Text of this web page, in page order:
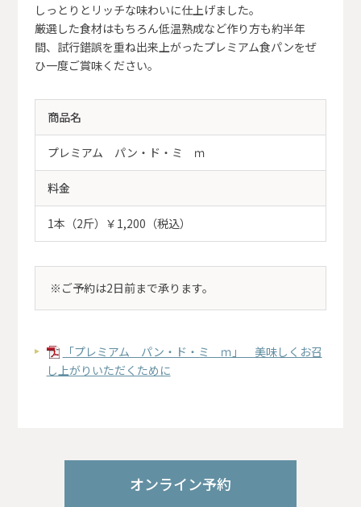
しっとりとリッチな味わいに仕上げました。
厳選した食材はもちろん低温熟成など作り方も約半年
間、試行錯誤を重ね出来上がったプレミアム食パンをぜ
ひ一度ご賞味ください。
商品名
プレミアム パン・ド・ミ ｍ
料金
1本（2斤）￥1,200（税込）
※ご予約は2日前まで承ります。
「プレミアム パン・ド・ミ ｍ」 美味しくお召
し上がりいただくために
オンライン予約